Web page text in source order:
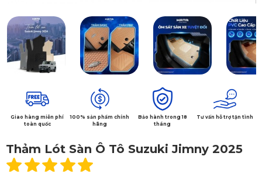
Giao hàng miễn phí
toàn quốc
100% sản phẩm chính
hãng
Bảo hành trong 18
tháng
Tư vấn hỗ trợ tận tình
Thảm Lót Sàn Ô Tô Suzuki Jimny 2025